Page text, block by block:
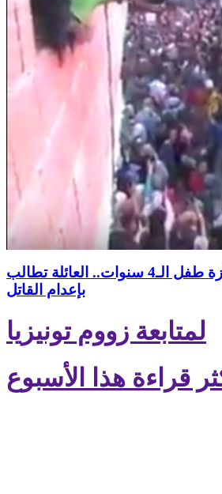
فيديو : خلال جنازة طفل الـ4 سنوات.. العائلة تطالب
بإعدام القاتل
لمتابعة زووم تونيزيا
قراءة هذا الأسبوع